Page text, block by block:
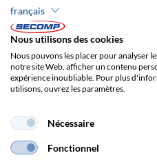
français
Nous utilisons des cookies
Nous pouvons les placer pour analyser
notre site Web, afficher un contenu
expérience inoubliable. Pour plus
utilisons, ouvrez les paramètres.
Nécessaire
Fonctionnel